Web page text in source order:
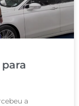
a